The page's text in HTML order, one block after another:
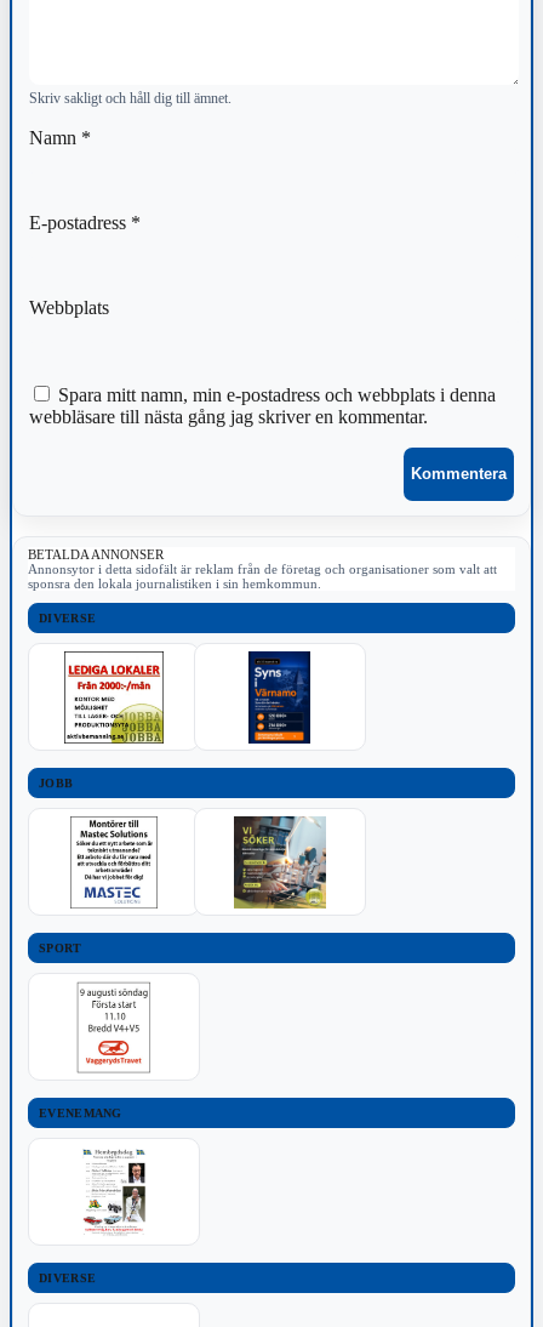
Skriv sakligt och håll dig till ämnet.
Namn *
E-postadress *
Webbplats
Spara mitt namn, min e-postadress och webbplats i denna
webbläsare till nästa gång jag skriver en kommentar.
BETALDA ANNONSER
Annonsytor i detta sidofält är reklam från de företag och organisationer som valt att
sponsra den lokala journalistiken i sin hemkommun.
DIVERSE
JOBB
SPORT
EVENEMANG
DIVERSE